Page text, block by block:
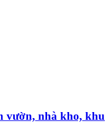
vườn, nhà kho, khu